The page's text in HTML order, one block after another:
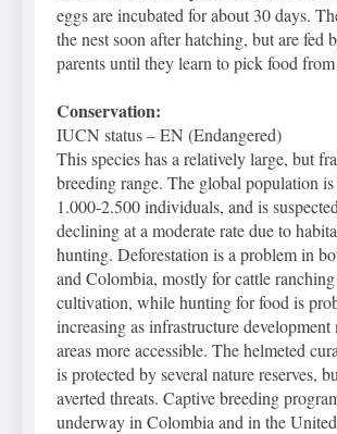
eggs are incubated for about 30 days.
the nest soon after hatching, but are fed
parents until they learn to pick food
Conservation:
IUCN status – EN (Endangered)
This species has a relatively large, but
breeding range. The global population is
1.000-2.500 individuals, and is
declining at a moderate rate due to
hunting. Deforestation is a problem in
and Colombia, mostly for cattle
cultivation, while hunting for food is
increasing as infrastructure development
areas more accessible. The helmeted
is protected by several nature reserves,
averted threats. Captive breeding
underway in Colombia and in the United